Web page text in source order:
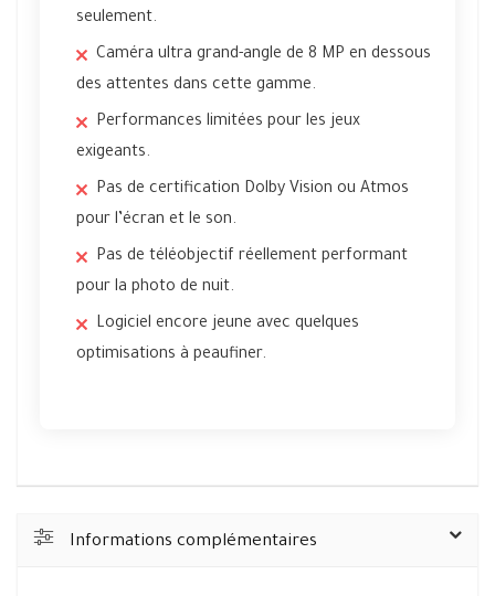
seulement.
Caméra ultra grand-angle de 8 MP en dessous
des attentes dans cette gamme.
Performances limitées pour les jeux
exigeants.
Pas de certification Dolby Vision ou Atmos
pour l’écran et le son.
Pas de téléobjectif réellement performant
pour la photo de nuit.
Logiciel encore jeune avec quelques
optimisations à peaufiner.
Informations complémentaires